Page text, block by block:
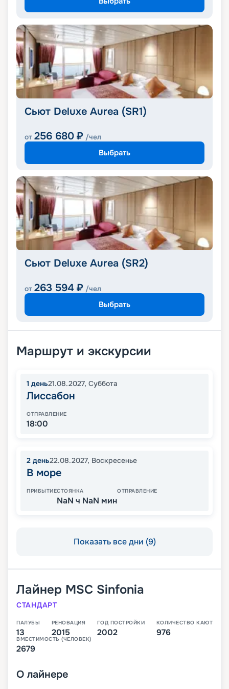
Сьют Deluxe Aurea (SR1)
от 256 680 ₽ /чел
Выбрать
Сьют Deluxe Aurea (SR2)
от 263 594 ₽ /чел
Выбрать
Маршрут и экскурсии
1 день21.08.2027, Суббота
Лиссабон
ОТПРАВЛЕНИЕ
18:00
2 день22.08.2027, Воскресенье
В море
ПРИБЫТИЕСТОЯНКА
NaN ч NaN мин
ОТПРАВЛЕНИЕ
Показать все дни (9)
Лайнер MSC Sinfonia
СТАНДАРТ
ПАЛУБЫ
13
РЕНОВАЦИЯ
2015
ГОД ПОСТРОЙКИ
2002
КОЛИЧЕСТВО КАЮТ
976
ВМЕСТИМОСТЬ (ЧЕЛОВЕК)
2679
О лайнере